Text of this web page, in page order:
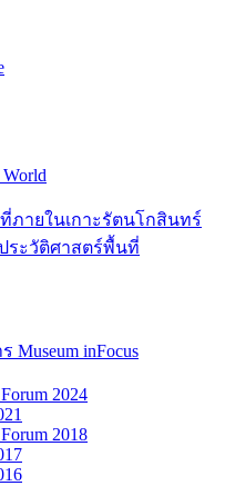
ภายในเกาะรัตนโกสินทร์
ระวัติศาสตร์พื้นที่
Museum inFocus
2024
2018